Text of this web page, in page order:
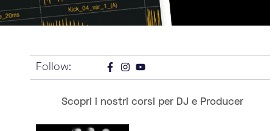
Follow:
Scopri i nostri corsi per DJ e Producer